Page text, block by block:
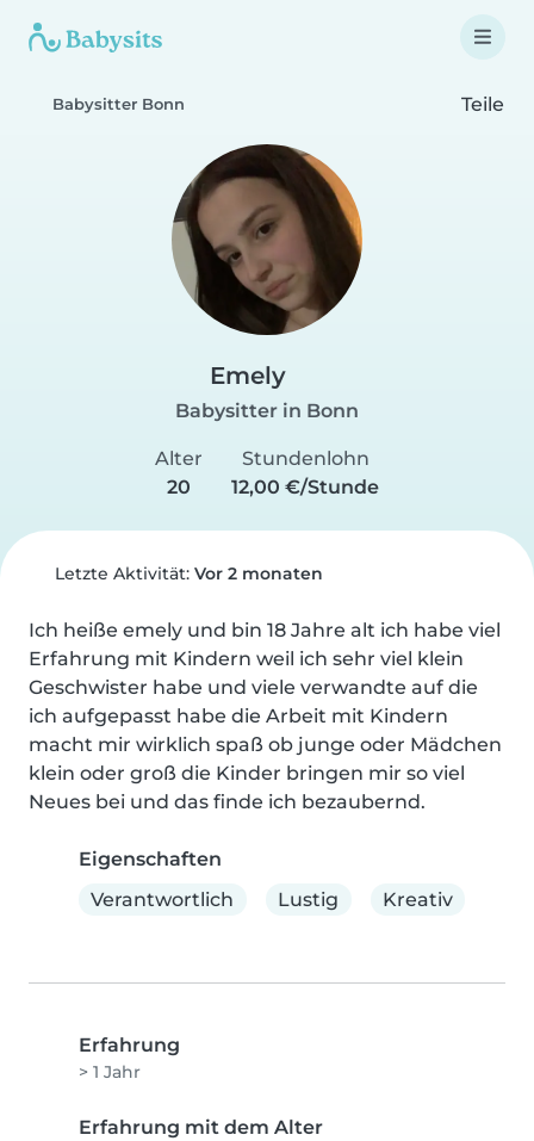
Babysitter Bonn Teile
Emely
Babysitter in Bonn
Alter
20
Stundenlohn
12,00 €/Stunde
Letzte Aktivität: Vor 2 monaten
Ich heiße emely und bin 18 Jahre alt ich habe viel
Erfahrung mit Kindern weil ich sehr viel klein
Geschwister habe und viele verwandte auf die
ich aufgepasst habe die Arbeit mit Kindern
macht mir wirklich spaß ob junge oder Mädchen
klein oder groß die Kinder bringen mir so viel
Neues bei und das finde ich bezaubernd.
Eigenschaften
Verantwortlich
Lustig Kreativ
Erfahrung
> 1 Jahr
Erfahrung mit dem Alter